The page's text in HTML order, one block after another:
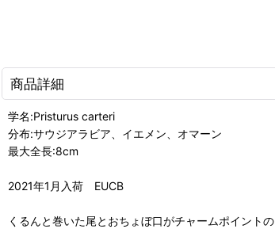
商品詳細
学名:Pristurus carteri
分布:サウジアラビア、イエメン、オマーン
最大全長:8cm
2021年1月入荷 EUCB
くるんと巻いた尾とおちょぼ口がチャームポイントの